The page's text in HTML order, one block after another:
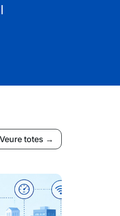
Veure totes →